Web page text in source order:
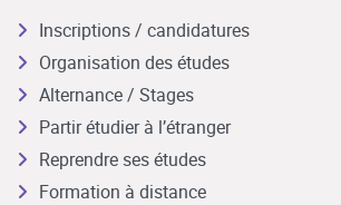
Inscriptions / candidatures
Organisation des études
Alternance / Stages
Partir étudier à l’étranger
Reprendre ses études
Formation à distance